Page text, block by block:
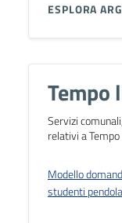
ESPLORA
Tempo
Servizi
relativi a
Modello
studenti